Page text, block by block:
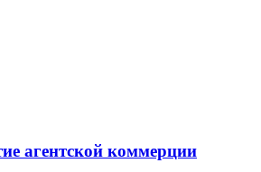
агентской коммерции